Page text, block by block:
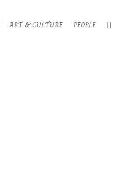
ART & CULTURE PEOPLE Search